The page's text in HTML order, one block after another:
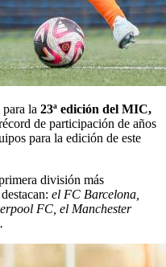
la 23ª edición del MIC,
de participación de años
para la edición de este
división más
el FC Barcelona, ​​
FC, el Manchester